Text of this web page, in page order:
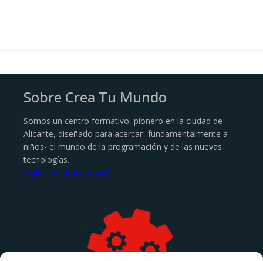
Sobre Crea Tu Mundo
Somos un centro formativo, pionero en la ciudad de
Alicante, diseñado para acercar -fundamentalmente a
niños- el mundo de la programación y de las nuevas
tecnologías.
Politica de Privacidad."